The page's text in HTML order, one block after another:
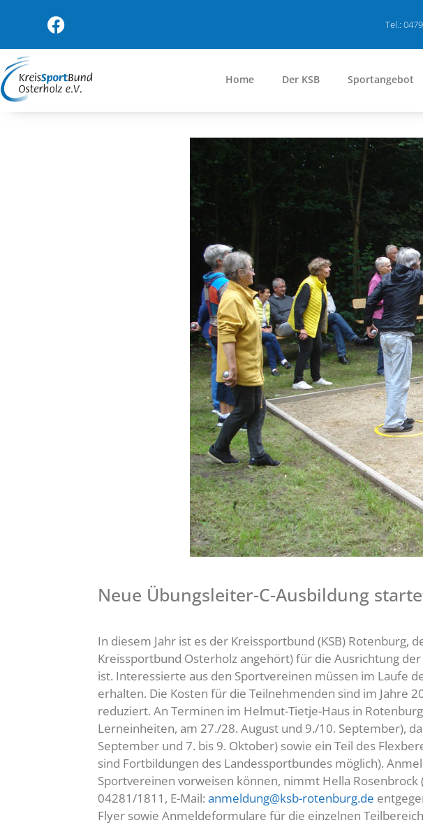
Tel.:
Home Der KSB Sportangebot
Neue Übungsleiter-C-Ausbildung
In diesem Jahr ist es der Kreissportbund (KSB) Rotenburg,
Kreissportbund Osterholz angehört) für die Ausrichtung
ist. Interessierte aus den Sportvereinen müssen im Laufe
erhalten. Die Kosten für die Teilnehmenden sind im Jahre
reduziert. An Terminen im Helmut-Tietje-Haus in
Lerneinheiten, am 27./28. August und 9./10. September),
September und 7. bis 9. Oktober) sowie ein Teil des
sind Fortbildungen des Landessportbundes möglich).
Sportvereinen vorweisen können, nimmt Hella
04281/1811, E-Mail: anmeldung@ksb-rotenburg.de
Flyer sowie Anmeldeformulare für die einzelnen